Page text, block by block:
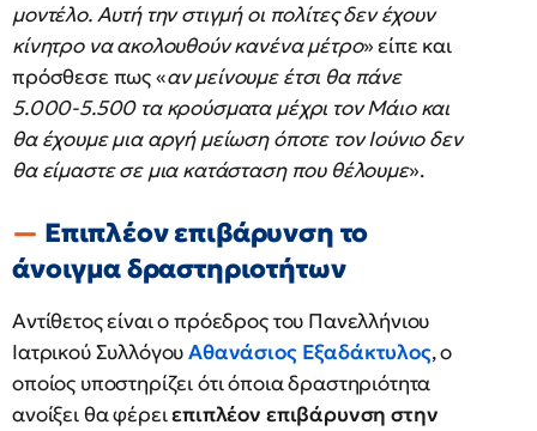
μοντέλο. Αυτή την στιγμή οι πολίτες δεν έχουν
κίνητρο να ακολουθούν κανένα μέτρο» είπε και
πρόσθεσε πως «αν μείνουμε έτσι θα πάνε
5.000-5.500 τα κρούσματα μέχρι τον Μάιο και
θα έχουμε μια αργή μείωση όποτε τον Ιούνιο δεν
θα είμαστε σε μια κατάσταση που θέλουμε».
Επιπλέον επιβάρυνση το
άνοιγμα δραστηριοτήτων
Αντίθετος είναι ο πρόεδρος του Πανελλήνιου
Ιατρικού ΣυλλόγουΑθανάσιος Εξαδάκτυλος, ο
οποίος υποστηρίζει ότι όποια δραστηριότητα
ανοίξει θα φέρειεπιπλέον επιβάρυνση στην